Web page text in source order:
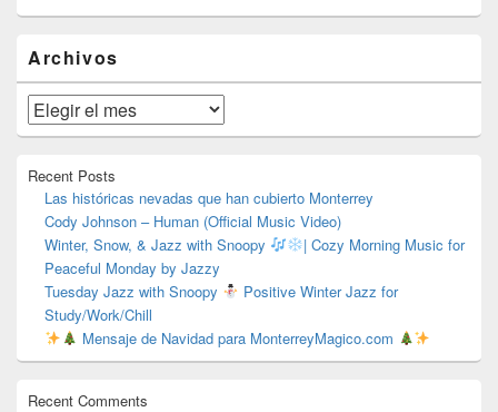
área
de
widget
barra
lateral
Archivos
Archivos
Recent Posts
Las históricas nevadas que han cubierto Monterrey
Cody Johnson – Human (Official Music Video)
Winter, Snow, & Jazz with Snoopy
| Cozy Morning Music for
Peaceful Monday by Jazzy
Tuesday Jazz with Snoopy
Positive Winter Jazz for
Study/Work/Chill
Mensaje de Navidad para MonterreyMagico.com
Recent Comments